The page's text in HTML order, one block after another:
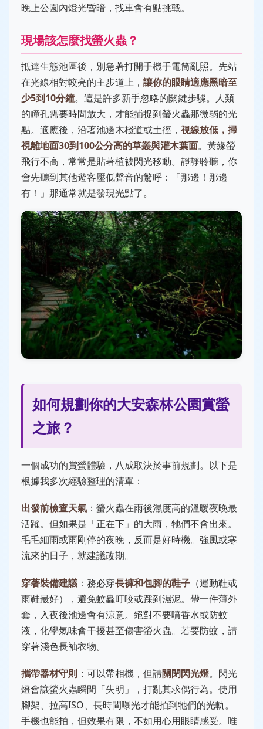
晚上公園內燈光昏暗，找車會有點挑戰。
現場該怎麼找螢火蟲？
抵達生態池區後，別急著打開手機手電筒亂照。先站
在光線相對較亮的主步道上， 讓你的眼睛適應黑暗至
少5到10分鐘。這是許多新手忽略的關鍵步驟。人類
的瞳孔需要時間放大，才能捕捉到螢火蟲那微弱的光
點。適應後，沿著池邊木棧道或土徑， 視線放低，掃
視離地面30到100公分高的草叢與灌木葉面。黃緣螢
飛行不高，常常是貼著植被閃光移動。靜靜聆聽，你
會先聽到其他遊客壓低聲音的驚呼：「那邊！那邊
有！」那通常就是發現光點了。
如何規劃你的大安森林公園賞螢
之旅？
一個成功的賞螢體驗，八成取決於事前規劃。以下是
根據我多次經驗整理的清單：
出發前檢查天氣 ：螢火蟲在雨後濕度高的溫暖夜晚最
活躍。但如果是「正在下」的大雨，牠們不會出來。
毛毛細雨或雨剛停的夜晚，反而是好時機。強風或寒
流來的日子，就建議改期。
穿著裝備建議 ：務必穿長褲和包腳的鞋子 （運動鞋或
雨鞋最好），避免蚊蟲叮咬或踩到濕泥。帶一件薄外
套，入夜後池邊會有涼意。絕對不要噴香水或防蚊
液，化學氣味會干擾甚至傷害螢火蟲。若要防蚊，請
穿著淺色長袖衣物。
攜帶器材守則 ：可以帶相機，但請關閉閃光燈。閃光
燈會讓螢火蟲瞬間「失明」，打亂其求偶行為。使用
腳架、拉高ISO、長時間曝光才能拍到牠們的光軌。
手機也能拍，但效果有限，不如用心用眼睛感受。唯